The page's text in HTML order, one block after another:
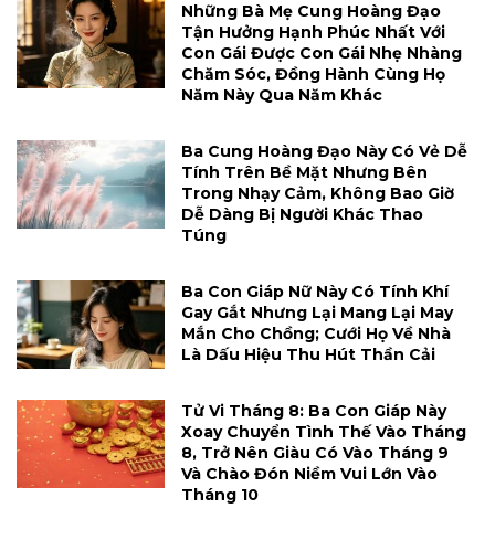
Những Bà Mẹ Cung Hoàng Đạo
Tận Hưởng Hạnh Phúc Nhất Với
Con Gái Được Con Gái Nhẹ Nhàng
Chăm Sóc, Đồng Hành Cùng Họ
Năm Này Qua Năm Khác
Ba Cung Hoàng Đạo Này Có Vẻ Dễ
Tính Trên Bề Mặt Nhưng Bên
Trong Nhạy Cảm, Không Bao Giờ
Dễ Dàng Bị Người Khác Thao
Túng
Ba Con Giáp Nữ Này Có Tính Khí
Gay Gắt Nhưng Lại Mang Lại May
Mắn Cho Chồng; Cưới Họ Về Nhà
Là Dấu Hiệu Thu Hút Thần Cải
Tử Vi Tháng 8: Ba Con Giáp Này
Xoay Chuyển Tình Thế Vào Tháng
8, Trở Nên Giàu Có Vào Tháng 9
Và Chào Đón Niềm Vui Lớn Vào
Tháng 10